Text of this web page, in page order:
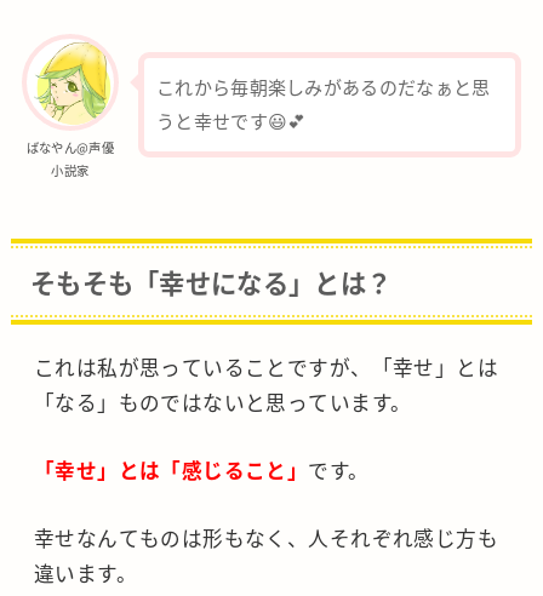
ばなやん@声優
小説家
これから毎朝楽しみがあるのだなぁと思
うと幸せです😃💕
そもそも「幸せになる」とは？
これは私が思っていることですが、「幸せ」とは
「なる」ものではないと思っています。
「幸せ」とは「感じること」 です。
幸せなんてものは形もなく、人それぞれ感じ方も
違います。